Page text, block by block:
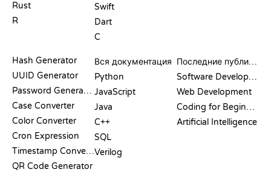
Rust
R
Swift
Dart
C
Hash Generator
UUID Generator
Password Generator
Case Converter
Color Converter
Cron Expression
Timestamp Converter
QR Code Generator
Вся документация
Python
JavaScript
Java
C++
SQL
Verilog
Последние публикации
Software Development
Web Development
Coding for Beginners
Artificial Intelligence